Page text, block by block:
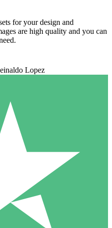
for your design and
are high quality and you can
Lopez